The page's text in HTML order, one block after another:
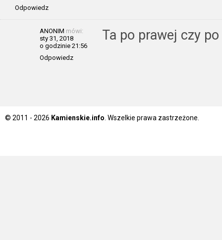
Odpowiedz
ANONIM mówi:
sty 31, 2018
o godzinie 21:56
Odpowiedz
Ta po prawej czy
© 2011 - 2026 Kamienskie.info . Wszelkie prawa zastrzeżone.